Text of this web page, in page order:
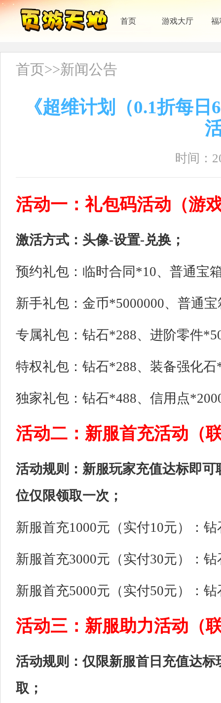
首页 游戏大厅 福
首页>>新闻公告
《超维计划（0.1折每
时间：
活动一：礼包码活动（游
激活方式：头像-设置-兑换；
预约礼包：临时合同*10、普通宝
新手礼包：金币*5000000、普通
专属礼包：钻石*288、进阶零件
特权礼包：钻石*288、装备强化
独家礼包：钻石*488、信用点
活动二：新服首充活动（
活动规则：新服玩家充值达标即
位仅限领取一次；
新服首充1000元（实付10元）：
新服首充3000元（实付30元）：
新服首充5000元（实付50元）：
活动三：新服助力活动（
活动规则：仅限新服首日充值达
取；